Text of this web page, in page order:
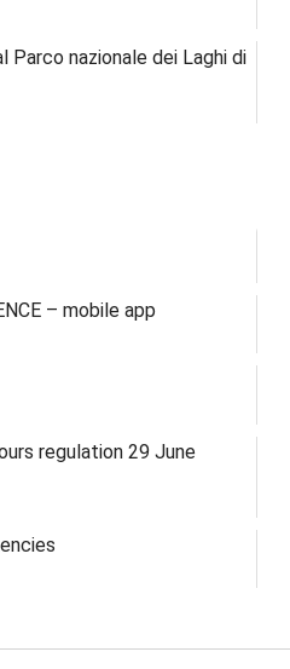
Parco nazionale dei Laghi di
– mobile app
regulation 29 June